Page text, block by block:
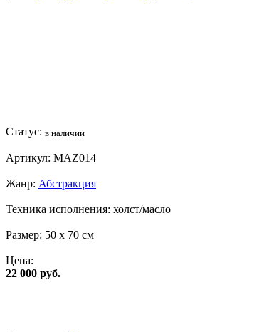
Статус: в наличии
Артикул: MAZ014
Жанр: Абстракция
Техника исполнения: холст/масло
Размер: 50 x 70 см
Цена:
22 000 руб.